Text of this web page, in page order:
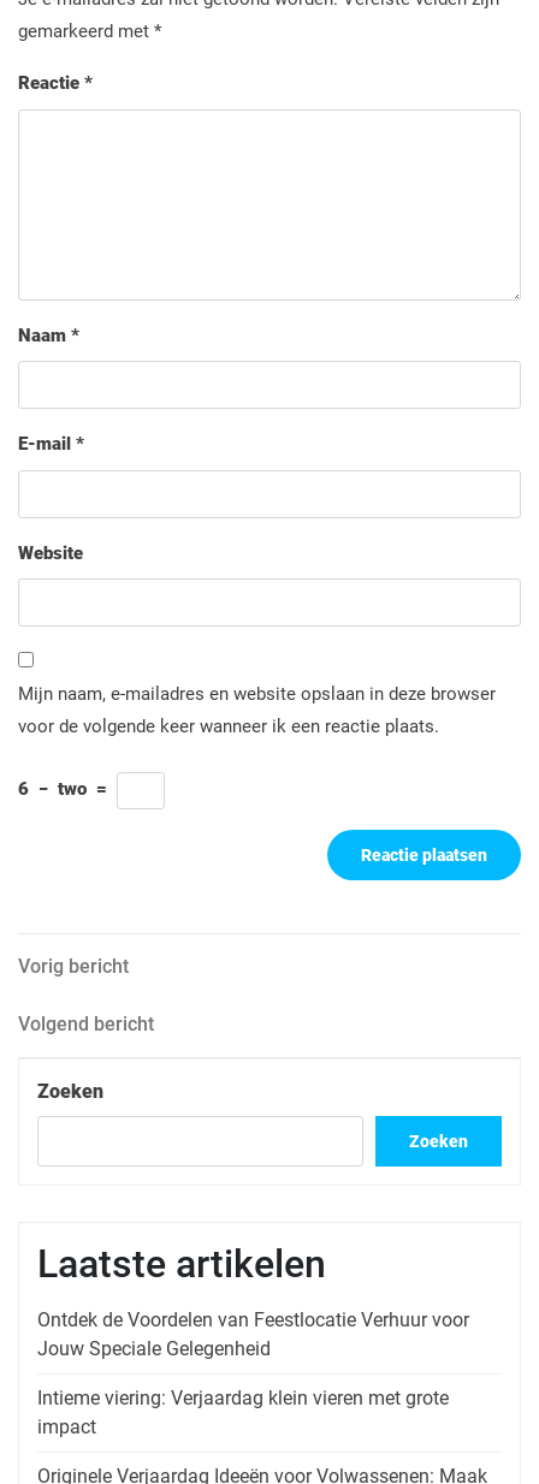
gemarkeerd met *
Reactie *
Naam *
E-mail *
Website
Mijn naam, e-mailadres en website opslaan in deze browser
voor de volgende keer wanneer ik een reactie plaats.
6 − two =
Berichtnavigatie
Vorig
Vorig bericht
Volgend
Volgend bericht
Zoeken
Zoeken
Laatste artikelen
Ontdek de Voordelen van Feestlocatie Verhuur voor
Jouw Speciale Gelegenheid
Intieme viering: Verjaardag klein vieren met grote
impact
Originele Verjaardag Ideeën voor Volwassenen: Maak